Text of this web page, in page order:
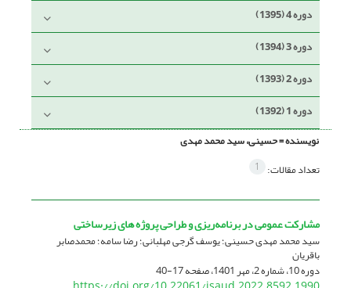
دوره 4 (1395)
دوره 3 (1394)
دوره 2 (1393)
دوره 1 (1392)
نویسنده =حسینی، سید محمد مهدی
تعداد مقالات: 1
مشارکت عمومی در برنامه‌ریزی و طراحی پروژه های زیرساختی
سید محمد مهدی حسینی؛ یوسف گرجی مهلبانی؛ رضا سامه؛ محمدصابر
باقریان
دوره 10، شماره 2، مهر 1401، صفحه 17-40